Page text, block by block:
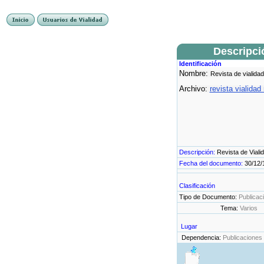
Identificación
Nombre: Revista de
Archivo: revista vialidad
Descripción: Revista de
Fecha del documento: 30/12/
Clasificación
Tipo de Documento:
Tema: Varios
Lugar
Dependencia: Publicaciones